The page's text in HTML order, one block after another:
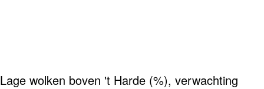
Lage wolken boven 't Harde (%), verwachting